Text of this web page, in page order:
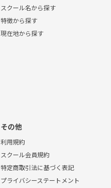
スクール名から探す
特徴から探す
現在地から探す
その他
利用規約
スクール会員規約
特定商取引法に基づく表記
プライバシーステートメント